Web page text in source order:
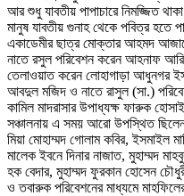
আর শুধু যাবতীয় পাপাচারে নিমজ্জিত
মানুষ যাবতীয় গুনাহ থেকে পবিত্র হতে
একাডেমীর ছাত্র মোক্তার আহমদ
নাতে রসুল পরিবেশন করেন আহনাফ
তেলাওয়াত করেন লোহাগাড়া আধুনগর
আবদুল মজিদ ও নাতে রাসুল (সা.)
কামিল মাদরাসার উপাধ্যক্ষ ফারুক
সঞ্চালনায় এ সময় আরো উপস্থিত
মিয়া মোহাম্মদ গোলাম কবির, ইসমাইল
মালেক ইবনে দিনার নাজাত, মুহাম্মদ
হক বেদার, মুহাম্মদ ফুরকান হোসেন
ও তবারুক পরিবেশনের মাধ্যমে